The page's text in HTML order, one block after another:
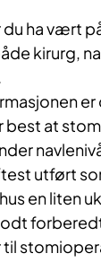
du ha vært
kirurg,
best at
utført
en liten